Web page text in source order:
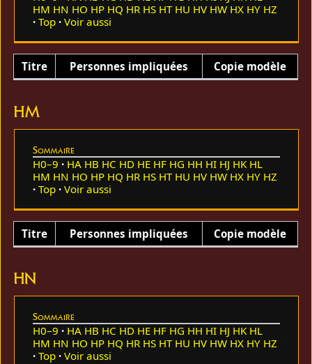
HM HN HO HP HQ HR HS HT HU HV HW HX HY HZ
Top
Voir aussi
Titre Personnes impliquées Copie modèle
HM
Sommaire
H0–9 HA HB HC HD HE HF HG HH HI HJ HK HL
HM HN HO HP HQ HR HS HT HU HV HW HX HY HZ
Top
Voir aussi
Titre Personnes impliquées Copie modèle
HN
Sommaire
H0–9 HA HB HC HD HE HF HG HH HI HJ HK HL
HM HN HO HP HQ HR HS HT HU HV HW HX HY HZ
Top
Voir aussi